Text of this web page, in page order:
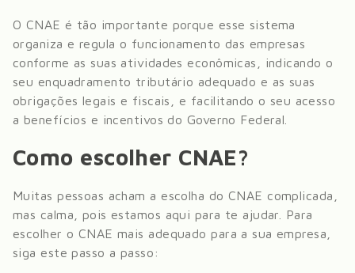
O CNAE é tão importante porque esse sistema
organiza e regula o funcionamento das empresas
conforme as suas atividades econômicas, indicando o
seu enquadramento tributário adequado e as suas
obrigações legais e fiscais, e facilitando o seu acesso
a benefícios e incentivos do Governo Federal.
Como escolher CNAE?
Muitas pessoas acham a escolha do CNAE complicada,
mas calma, pois estamos aqui para te ajudar. Para
escolher o CNAE mais adequado para a sua empresa,
siga este passo a passo: